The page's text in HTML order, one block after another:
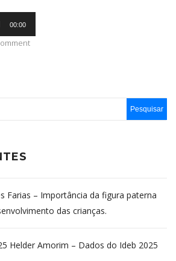
00:00
Farias – Importância da figura paterna
das crianças.
Helder Amorim – Dados do Ideb 2025